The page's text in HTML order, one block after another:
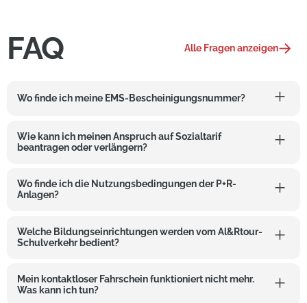
FAQ Alle Fragen anzeigen
Wo finde ich meine EMS-Bescheinigungsnummer?
Wie kann ich meinen Anspruch auf Sozialtarif
beantragen oder verlängern?
Wo finde ich die Nutzungsbedingungen der P+R-
Anlagen?
Welche Bildungseinrichtungen werden vom Al&Rtour-
Schulverkehr bedient?
Mein kontaktloser Fahrschein funktioniert nicht mehr.
Was kann ich tun?